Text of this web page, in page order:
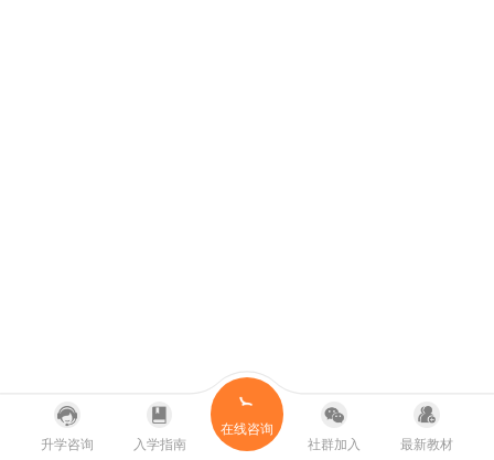
升学咨询 入学指南
在线咨询
社群加入
最新教材